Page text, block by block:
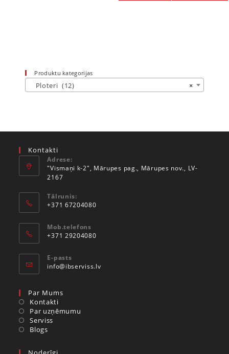
Produktu kategorijas
×
Ploteri (12)
Kontakti
Adrese:
"Vismaņi k-2", Mārupes pag., Mārupes nov., LV-
2167
Tālrunis:
+371 67204080
Mob.telefons
+371 29204080
E-pasts
info@ibserviss.lv
Par Mums
Kontakti
Par uzņēmumu
Serviss
Blogs